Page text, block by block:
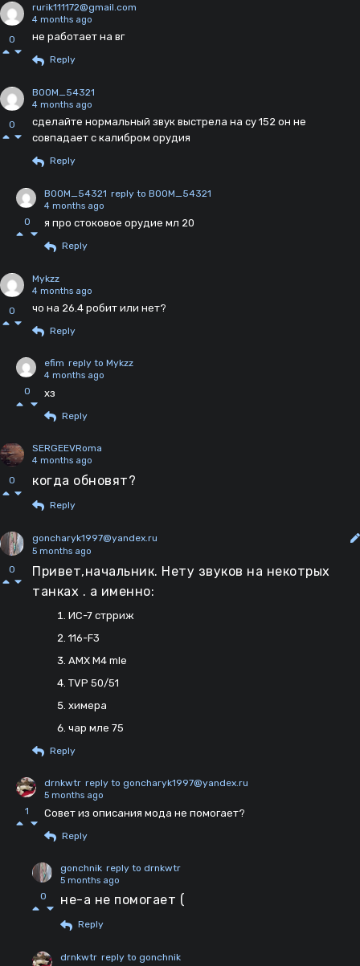
0
rurik111172@gmail.com
4 months ago
не работает на вг
Reply
0
BOOM_54321
4 months ago
сделайте нормальный звук выстрела на су 152 он не
совпадает с калибром орудия
Reply
0
BOOM_54321 reply to BOOM_54321
4 months ago
я про стоковое орудие мл 20
Reply
0
Mykzz
4 months ago
чо на 26.4 робит или нет?
Reply
0
efim reply to Mykzz
4 months ago
хз
Reply
0
SERGEEVRoma
4 months ago
когда обновят?
Reply
0
goncharyk1997@yandex.ru
5 months ago
Привет,начальник. Нету звуков на некотрых
танках . а именно:
ИС-7 стрриж
116-F3
AMX M4 mle
TVP 50/51
химера
чар мле 75
Reply
1
drnkwtr reply to goncharyk1997@yandex.ru
5 months ago
Совет из описания мода не помогает?
Reply
0
gonchnik reply to drnkwtr
5 months ago
не-а не помогает (
Reply
drnkwtr reply to gonchnik